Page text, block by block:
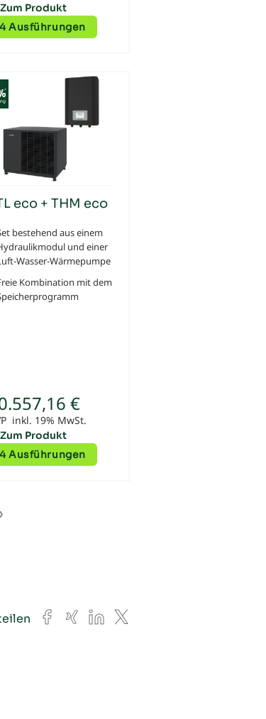
Zum Produkt
4 Ausführungen
eco + THM eco
bestehend aus einem
und einer
Wasser-Wärmepumpe
Kombination mit dem
€
inkl. 19% MwSt.
Zum Produkt
4 Ausführungen
Facebook
XingLinkedIn
X